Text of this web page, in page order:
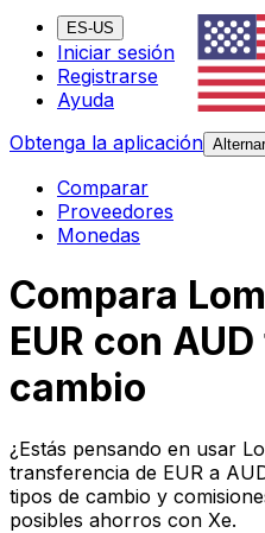
ES-US
Iniciar sesión
Registrarse
Ayuda
Obtenga la aplicación
Comparar
Proveedores
Monedas
Compara
EUR con
cambio
¿Estás pensando en usar
transferencia de EUR a
tipos de cambio y
posibles ahorros con Xe.